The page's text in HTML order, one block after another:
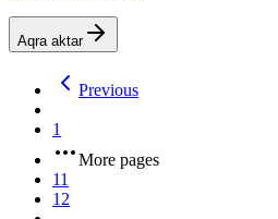
Aqra aktar
Previous
1
More pages
11
12